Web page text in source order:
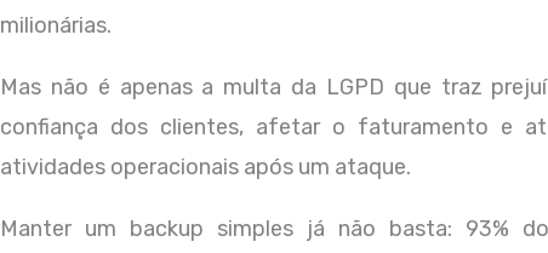
milionárias.
Mas não é apenas a multa da LGPD que traz
confiança dos clientes, afetar o faturamento e
atividades operacionais após um ataque.
Manter um backup simples já não basta: 93%